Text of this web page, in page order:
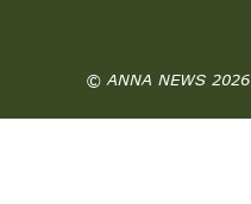
© ANNA NEWS 2026